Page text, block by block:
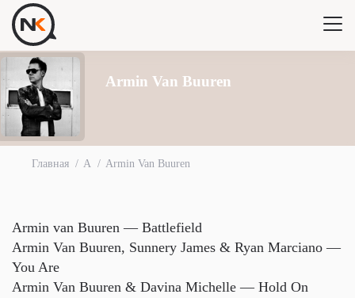
Armin Van Buuren
Главная A Armin Van Buuren
Armin van Buuren — Battlefield
Armin Van Buuren, Sunnery James & Ryan Marciano —
You Are
Armin Van Buuren & Davina Michelle — Hold On